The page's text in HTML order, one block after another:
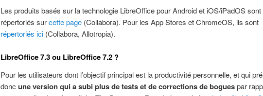
Les produits basés sur la technologie LibreOffice pour Android et iOS/iPadOS sont
répertoriés surcette page (Collabora). Pour les App Stores et ChromeOS, ils sont
répertoriés ici (Collabora, Allotropia).
LibreOffice 7.3 ou LibreOffice 7.2 ?
Pour les utilisateurs dont l’objectif principal est la productivité personnelle, et qui
donc une version qui a subi plus de tests et de corrections de boguespar